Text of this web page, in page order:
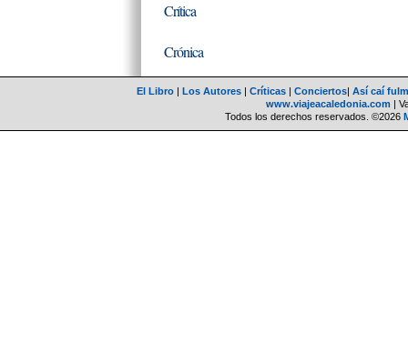
Crítica
Crónica
El Libro | Los Autores | Críticas | Conciertos| Así caí
www.viajeacaledonia.com |
Todos los derechos reservados. ©2026